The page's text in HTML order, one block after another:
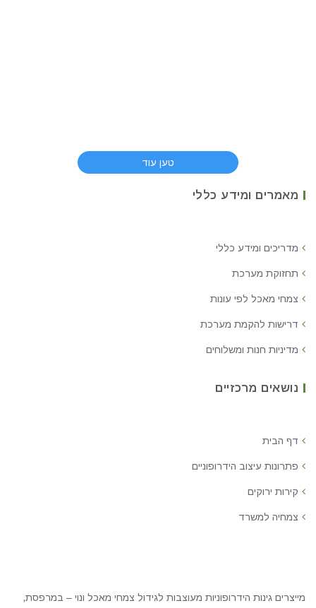
טען עוד
מאמרים ומידע כללי
מדריכים ומידע כללי
תחזוקת מערכת
צמחי מאכל לפי עונות
דרישות להקמת מערכת
מדיניות חנות ומשלוחים
נושאים מרכזיים
דף הבית
פתרונות עיצוב הידרופוניים
קירות ירוקים
צמחיה למשרד
מייצרים גינות הידרופוניות מעוצבות לגידול צמחי מאכל ונוי – במרפסת,